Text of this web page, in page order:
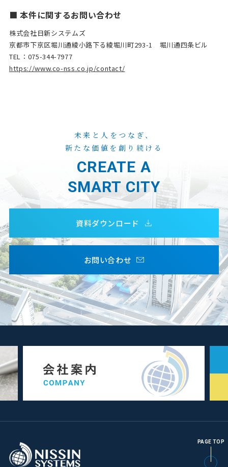
■ 本件に関するお問い合わせ
株式会社日新システムズ
京都市下京区堀川通綾小路下る綾堀川町293-1 堀川通四条ビル
TEL：075-344-7977
https://www.co-nss.co.jp/contact/
未来と人をつなぎ、
新たな価値を創り続ける
CREATE A
SMART CITY
資料ダウンロード
お問い合わせ
PAGE TOP